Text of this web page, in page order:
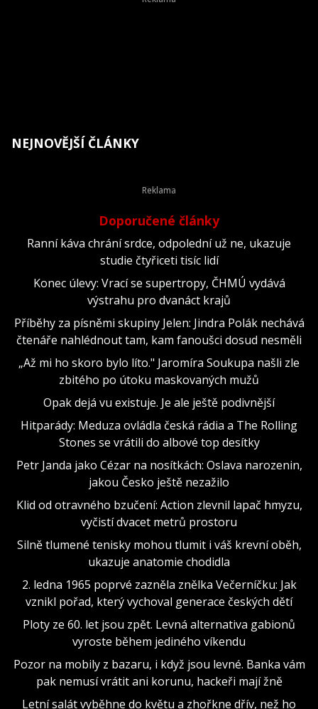
NEJNOVĚJŠÍ ČLÁNKY
Doporučené články
Ranní káva chrání srdce, odpolední už ne, ukazuje
studie čtyřiceti tisíc lidí
Konec úlevy: Vrací se supertropy, ČHMÚ vydává
výstrahu pro dvanáct krajů
Příběhy za písněmi skupiny Jelen: Jindra Polák nechává
čtenáře nahlédnout tam, kam fanoušci dosud nesměli
„Až mi ho skoro bylo líto." Jaromíra Soukupa našli zle
zbitého po útoku maskovaných mužů
Opak dejá vu existuje. Je ale ještě podivnější
Hitparády: Meduza ovládla česká rádia a The Rolling
Stones se vrátili do albové top desítky
Petr Janda jako Cézar na nosítkách: Oslava narozenin,
jakou Česko ještě nezažilo
Klid od otravného bzučení: Action zlevnil lapač hmyzu,
vyčistí dvacet metrů prostoru
Silně tlumené tenisky mohou tlumit i váš krevní oběh,
ukazuje anatomie chodidla
2. ledna 1965 poprvé zazněla znělka Večerníčku: Jak
vznikl pořad, který vychoval generace českých dětí
Ploty ze 60. let jsou zpět. Levná alternativa gabionů
vyroste během jediného víkendu
Pozor na mobily z bazaru, i když jsou levné. Banka vám
pak nemusí vrátit ani korunu, hackeři mají žně
Letní salát vyběhne do květu a zhořkne dřív, než ho